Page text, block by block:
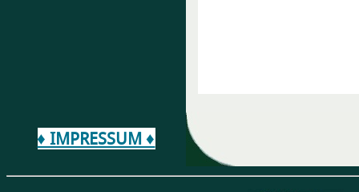
♦ IMPRESSUM ♦